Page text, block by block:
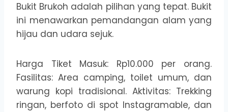
Bukit Brukoh adalah pilihan yang tepat. Bukit
ini menawarkan pemandangan alam yang
hijau dan udara sejuk.
Harga Tiket Masuk: Rp10.000 per orang.
Fasilitas: Area camping, toilet umum, dan
warung kopi tradisional. Aktivitas: Trekking
ringan, berfoto di spot Instagramable, dan